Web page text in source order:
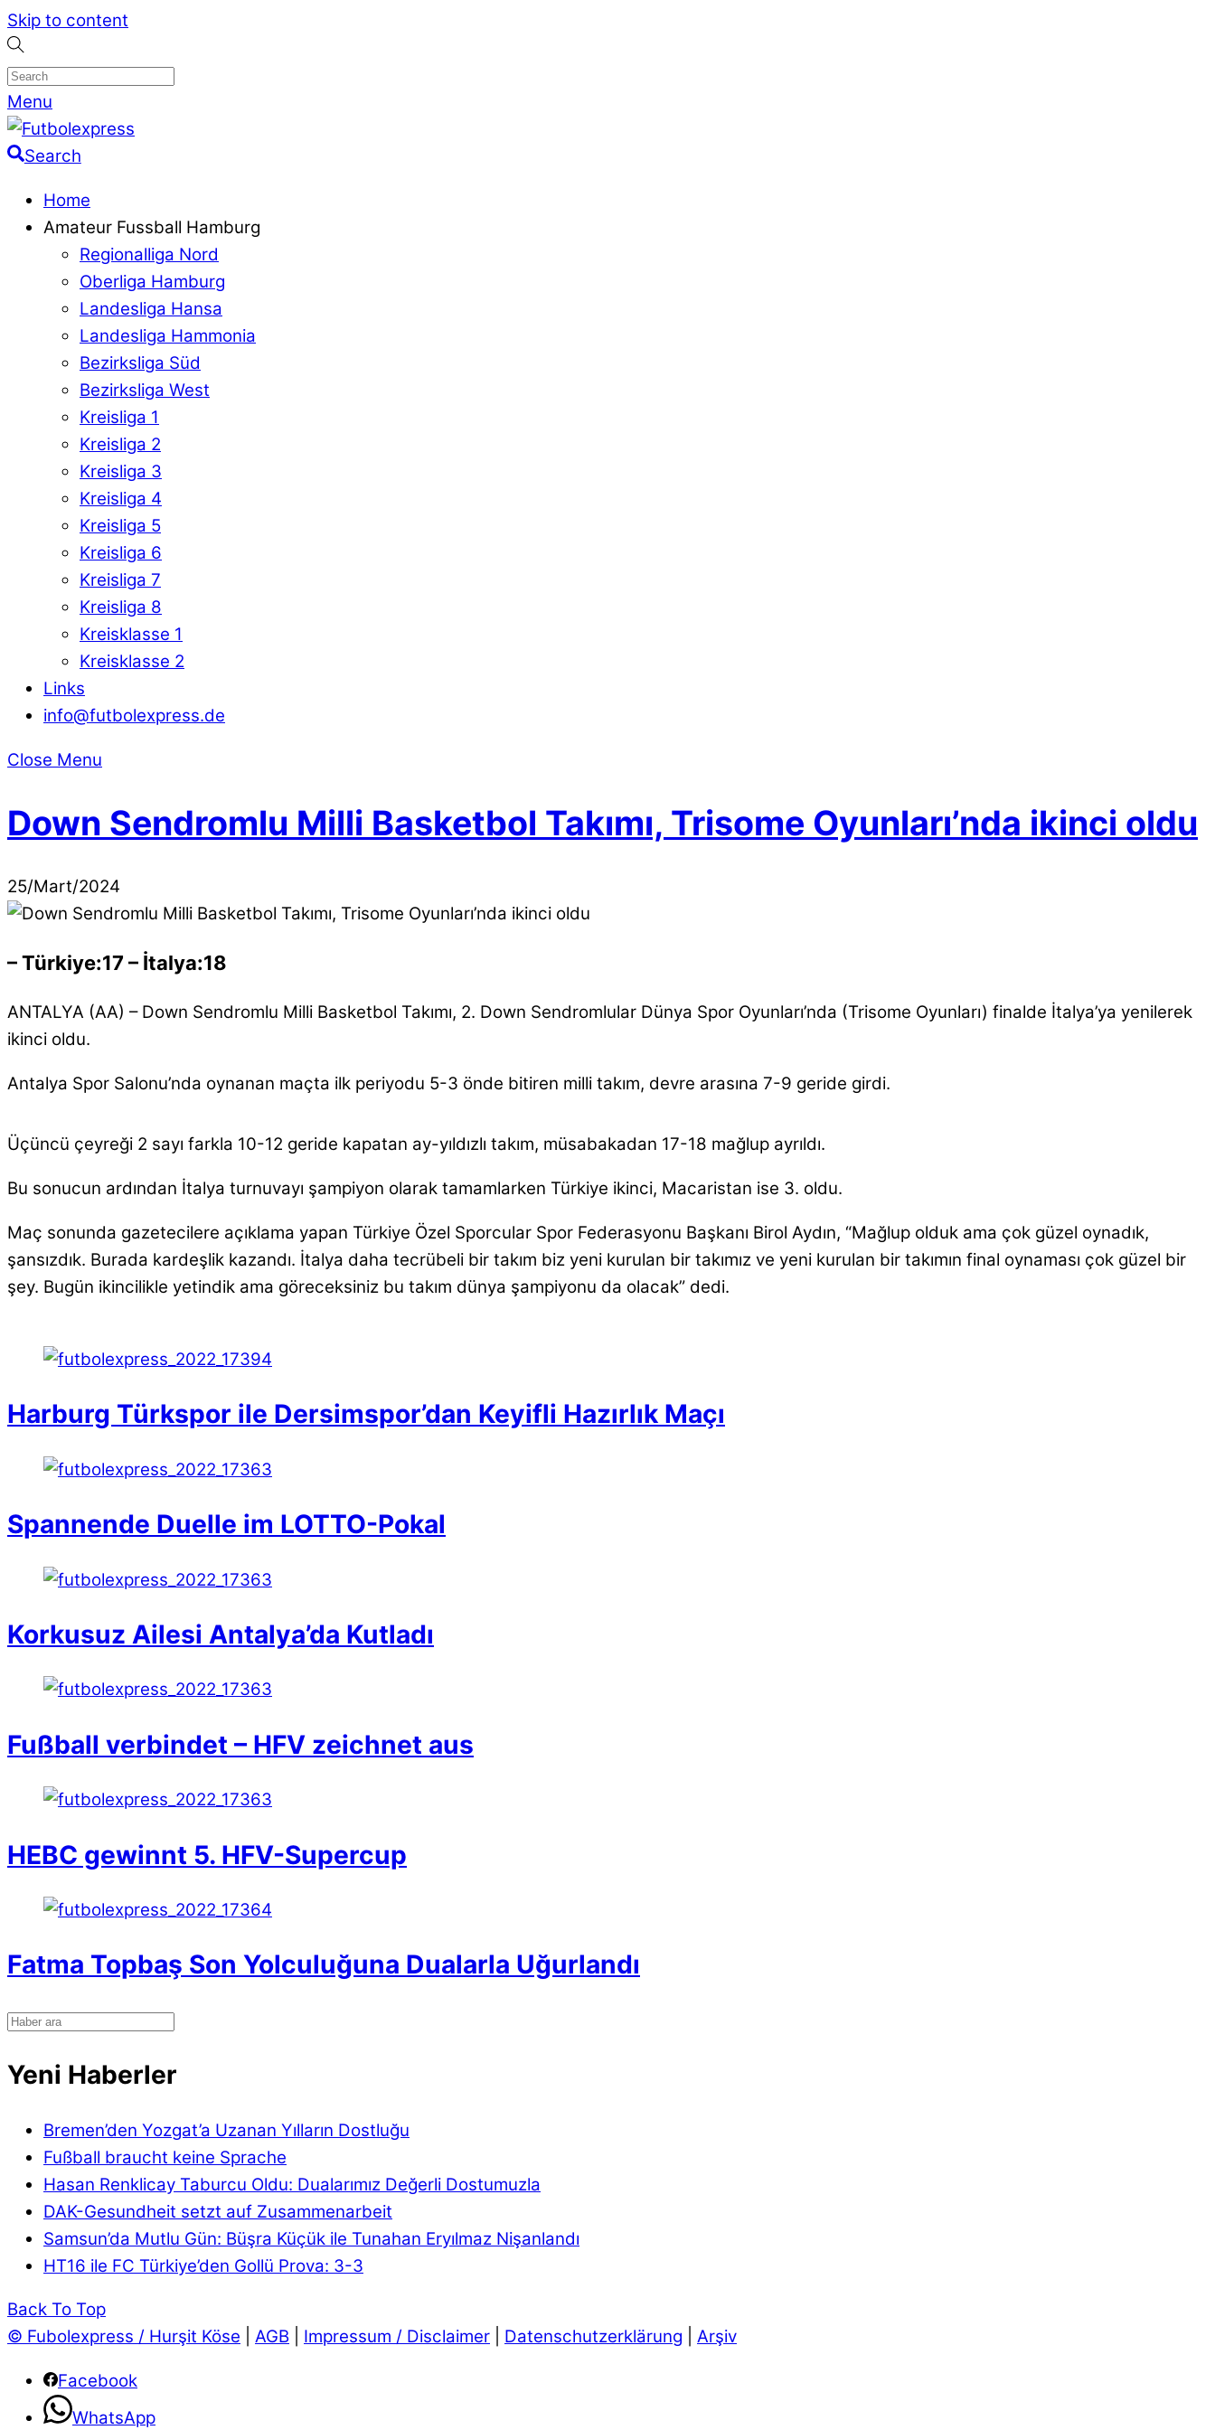
Skip to content
Menu
Search
Home
Amateur Fussball Hamburg
Regionalliga Nord
Oberliga Hamburg
Landesliga Hansa
Landesliga Hammonia
Bezirksliga Süd
Bezirksliga West
Kreisliga 1
Kreisliga 2
Kreisliga 3
Kreisliga 4
Kreisliga 5
Kreisliga 6
Kreisliga 7
Kreisliga 8
Kreisklasse 1
Kreisklasse 2
Links
info@futbolexpress.de
Close Menu
Down Sendromlu Milli Basketbol Takımı, Trisome Oyunları’nda ikinci oldu
25/Mart/2024
– Türkiye:17 – İtalya:18
ANTALYA (AA) – Down Sendromlu Milli Basketbol Takımı, 2. Down Sendromlular Dünya Spor Oyunları’nda (Trisome Oyunları) finalde İtalya’ya yenilerek
ikinci oldu.
Antalya Spor Salonu’nda oynanan maçta ilk periyodu 5-3 önde bitiren milli takım, devre arasına 7-9 geride girdi.
Üçüncü çeyreği 2 sayı farkla 10-12 geride kapatan ay-yıldızlı takım, müsabakadan 17-18 mağlup ayrıldı.
Bu sonucun ardından İtalya turnuvayı şampiyon olarak tamamlarken Türkiye ikinci, Macaristan ise 3. oldu.
Maç sonunda gazetecilere açıklama yapan Türkiye Özel Sporcular Spor Federasyonu Başkanı Birol Aydın, “Mağlup olduk ama çok güzel oynadık,
şansızdık. Burada kardeşlik kazandı. İtalya daha tecrübeli bir takım biz yeni kurulan bir takımız ve yeni kurulan bir takımın final oynaması çok güzel bir
şey. Bugün ikincilikle yetindik ama göreceksiniz bu takım dünya şampiyonu da olacak” dedi.
Harburg Türkspor ile Dersimspor’dan Keyifli Hazırlık Maçı
Spannende Duelle im LOTTO-Pokal
Korkusuz Ailesi Antalya’da Kutladı
Fußball verbindet – HFV zeichnet aus
HEBC gewinnt 5. HFV-Supercup
Fatma Topbaş Son Yolculuğuna Dualarla Uğurlandı
Yeni Haberler
Bremen’den Yozgat’a Uzanan Yılların Dostluğu
Fußball braucht keine Sprache
Hasan Renklicay Taburcu Oldu: Dualarımız Değerli Dostumuzla
DAK-Gesundheit setzt auf Zusammenarbeit
Samsun’da Mutlu Gün: Büşra Küçük ile Tunahan Eryılmaz Nişanlandı
HT16 ile FC Türkiye’den Gollü Prova: 3-3
Back To Top
© Fubolexpress / Hurşit Köse
AGB Impressum / Disclaimer Datenschutzerklärung Arşiv
Facebook
WhatsApp